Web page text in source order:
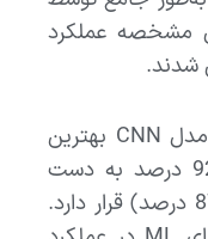
مشخصه عملکرد
شدند.
نتایج مدل‌سازی نشان می‌دهد که مدل CNN بهترین
عملکرد طبقه‌بندی را با دقت 92.38 درصد به دست
می‌آورد و پس از آن مدل RF (87.62 درصد) قرار دارد.